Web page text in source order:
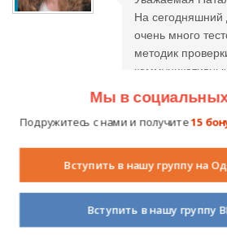
На сегодняшний
очень много
методик
компетенций
данное
для всех детей
освоения
детьми.
доработки. Нет
Мы в социальных
Подружитесь с нами и получите15
Вступить в нашу группу на
Вступить в нашу группу